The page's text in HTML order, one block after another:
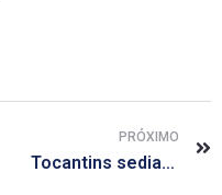
PRÓXIMO
Tocantins sediará Congresso de Farmácia, Estética e Nutrição